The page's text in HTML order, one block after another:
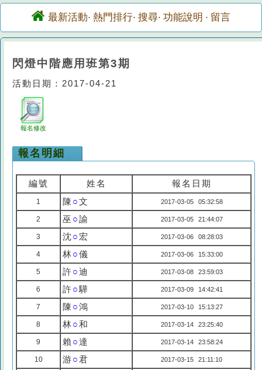
最新活動· 熱門排行· 搜尋· 功能說明 · 留言
閃燈中階應用班第3期
活動日期：2017-04-21
報名修改
報名明細
編號 姓名 報名日期
1 陳 ○文 2017-03-05 05:32:58
2 巫 ○諭 2017-03-05 21:44:07
3 沈○ 宏 2017-03-06 08:28:03
4 林○儀 2017-03-06 15:33:00
5 許○迪 2017-03-08 23:59:03
6 許○驊 2017-03-09 14:42:41
7 陳 ○鴻 2017-03-10 15:13:27
8 林○和 2017-03-14 23:25:40
9 賴 ○達 2017-03-14 23:58:24
10 游○君 2017-03-15 21:11:10